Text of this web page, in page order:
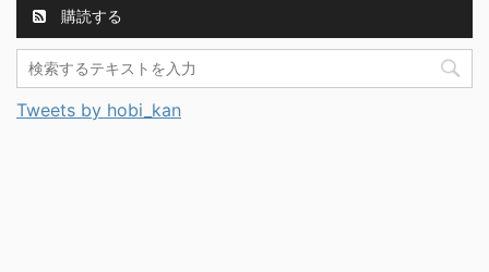
購読する
Tweets by hobi_kan